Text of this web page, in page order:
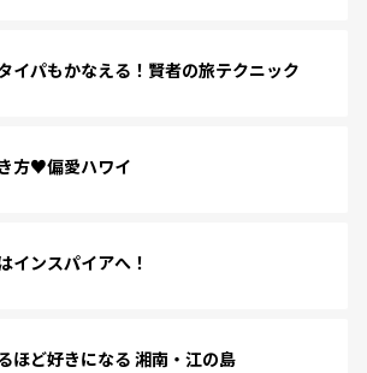
イパもかなえる！賢者の旅テクニック
方♥偏愛ハワイ
インスパイアへ！
ほど好きになる 湘南・江の島